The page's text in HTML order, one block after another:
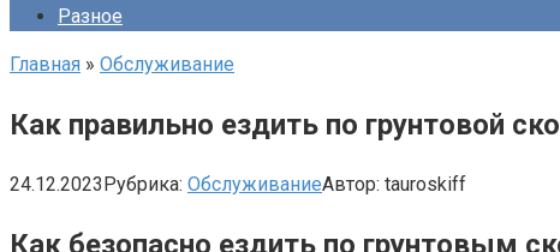
Разное
Главная » Обслуживание
Как правильно ездить по грунтовой
24.12.2023Рубрика: ОбслуживаниеАвтор: tauroskiff
Как безопасно ездить по грунтовым